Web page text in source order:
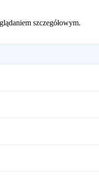
szczegółowym.